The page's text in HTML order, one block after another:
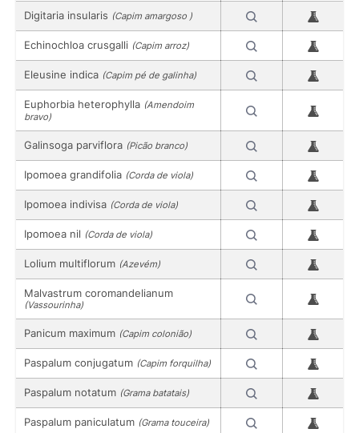
Digitaria insularis (Capim amargoso )
Echinochloa crusgalli (Capim arroz)
Eleusine indica (Capim pé de galinha)
Euphorbia heterophylla (Amendoim
bravo)
Galinsoga parviflora (Picão branco)
Ipomoea grandifolia (Corda de viola)
Ipomoea indivisa (Corda de viola)
Ipomoea nil (Corda de viola)
Lolium multiflorum (Azevém)
Malvastrum coromandelianum
(Vassourinha)
Panicum maximum (Capim colonião)
Paspalum conjugatum (Capim forquilha)
Paspalum notatum (Grama batatais)
Paspalum paniculatum (Grama touceira)